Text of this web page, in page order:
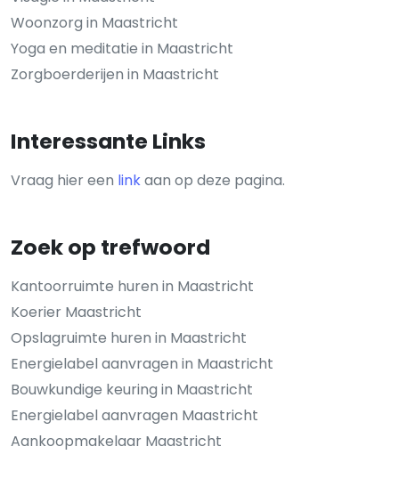
Woonzorg in Maastricht
Yoga en meditatie in Maastricht
Zorgboerderijen in Maastricht
Interessante Links
Vraag hier een linkaan op deze pagina.
Zoek op trefwoord
Kantoorruimte huren in Maastricht
Koerier Maastricht
Opslagruimte huren in Maastricht
Energielabel aanvragen in Maastricht
Bouwkundige keuring in Maastricht
Energielabel aanvragen Maastricht
Aankoopmakelaar Maastricht